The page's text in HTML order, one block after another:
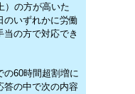
）の方が高いた
のいずれかに労働
の方で対応でき
60時間超割増に
答の中で次の内容